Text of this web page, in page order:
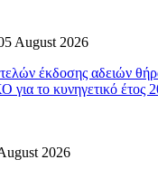
August 2026
έκδοσης αδειών
για το κυνηγετικό έτος
2026